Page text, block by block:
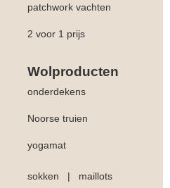
patchwork vachten
2 voor 1 prijs
Wolproducten
onderdekens
Noorse truien
yogamat
sokken | maillots